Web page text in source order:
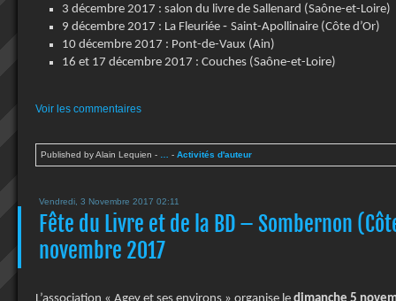
3 décembre 2017 : salon du livre de Sallenard (Saône-et-Loire)
9 décembre 2017 : La Fleuriée - Saint-Apollinaire (Côte d’Or)
10 décembre 2017 : Pont-de-Vaux (Ain)
16 et 17 décembre 2017 : Couches (Saône-et-Loire)
Voir les commentaires
Published by Alain Lequien - … - Activités d'auteur
Vendredi, 3 Novembre 2017 02:11
Fête du Livre et de la BD – Sombernon
novembre 2017